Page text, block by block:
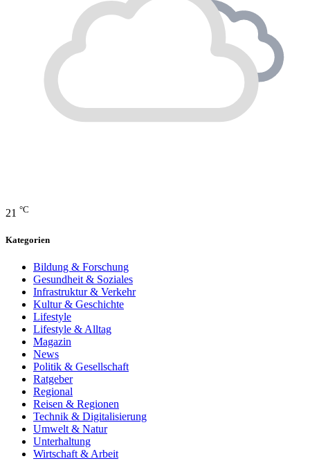
21 °C
Kategorien
Bildung & Forschung
Gesundheit & Soziales
Infrastruktur & Verkehr
Kultur & Geschichte
Lifestyle
Lifestyle & Alltag
Magazin
News
Politik & Gesellschaft
Ratgeber
Regional
Reisen & Regionen
Technik & Digitalisierung
Umwelt & Natur
Unterhaltung
Wirtschaft & Arbeit